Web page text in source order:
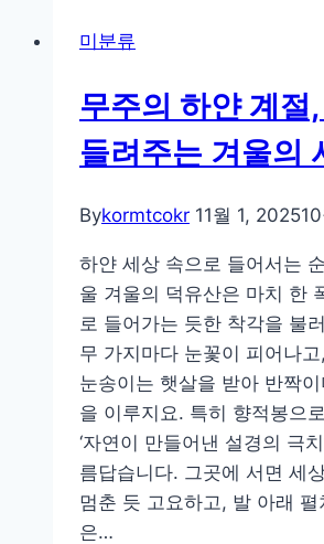
에
서
들
는
인
간
의
존
재
미분류
무주의 하얀 계절
들려주는 겨울의
Bykormtcokr 11월 1, 2025
하얀 세상 속으로 들어서는
울 겨울의 덕유산은 마치 한
로 들어가는 듯한 착각을 불
무 가지마다 눈꽃이 피어나
눈송이는 햇살을 받아 반짝
을 이루지요. 특히 향적봉으
‘자연이 만들어낸 설경의 극
름답습니다. 그곳에 서면 세
멈춘 듯 고요하고, 발 아래 펼
은…